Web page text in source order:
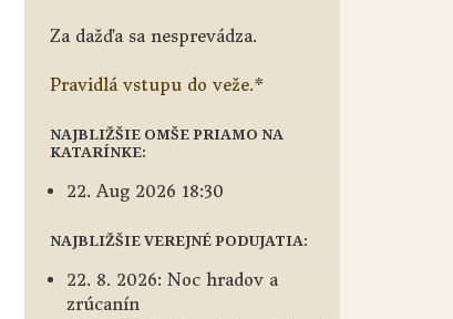
Za dažďa sa nesprevádza.
Pravidlá vstupu do veže.*
NAJBLIŽŠIE OMŠE PRIAMO NA
KATARÍNKE:
22. Aug 2026 18:30
NAJBLIŽŠIE VEREJNÉ PODUJATIA:
22. 8. 2026: Noc hradov a
zrúcanín